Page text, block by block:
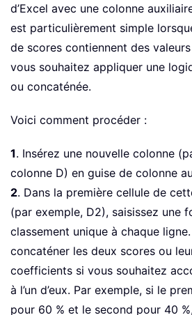
d’Excel avec une colonne
est particulièrement simple
de scores contiennent des
vous souhaitez appliquer une
ou concaténée.
Voici comment procéder :
1. Insérez une nouvelle colonne
colonne D) en guise de colonne
2. Dans la première cellule de
(par exemple, D2), saisissez une
classement unique à chaque
concaténer les deux scores ou
coefficients si vous souhaitez
à l’un d’eux. Par exemple, si le
pour 60 % et le second pour 40